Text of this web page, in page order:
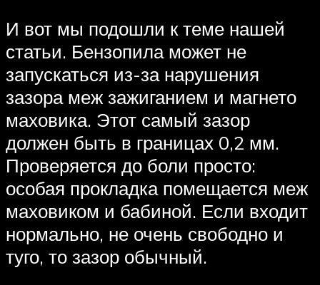
И вот мы подошли к теме нашей
статьи. Бензопила может не
запускаться из-за нарушения
зазора меж зажиганием и магнето
маховика. Этот самый зазор
должен быть в границах 0,2 мм.
Проверяется до боли просто:
особая прокладка помещается меж
маховиком и бабиной. Если входит
нормально, не очень свободно и
туго, то зазор обычный.